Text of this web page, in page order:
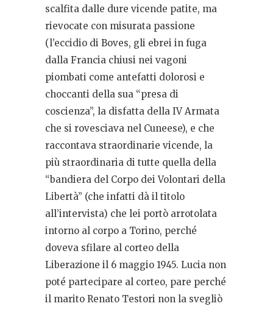
scalfita dalle dure vicende patite, ma
rievocate con misurata passione
(l’eccidio di Boves, gli ebrei in fuga
dalla Francia chiusi nei vagoni
piombati come antefatti dolorosi e
choccanti della sua “presa di
coscienza”, la disfatta della IV Armata
che si rovesciava nel Cuneese), e che
raccontava straordinarie vicende, la
più straordinaria di tutte quella della
“bandiera del Corpo dei Volontari della
Libertà” (che infatti dà il titolo
all’intervista) che lei portò arrotolata
intorno al corpo a Torino, perché
doveva sfilare al corteo della
Liberazione il 6 maggio 1945. Lucia non
poté partecipare al corteo, pare perché
il marito Renato Testori non la svegliò